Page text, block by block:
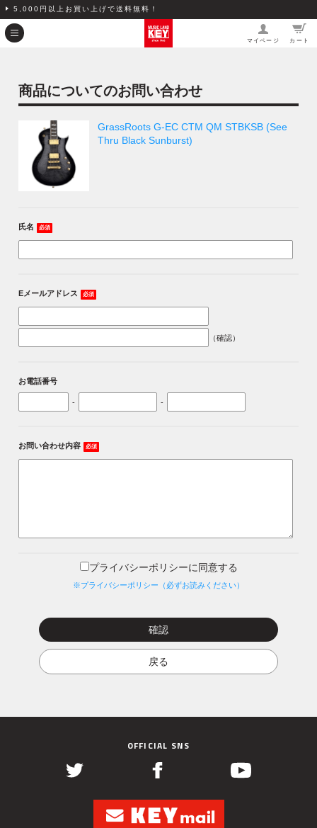
5,000円以上お買い上げで送料無料！
マイページ カート
商品についてのお問い合わせ
GrassRoots G-EC CTM QM STBKSB (See
Thru Black Sunburst)
氏名 必須
Eメールアドレス 必須
（確認）
お電話番号
- -
お問い合わせ内容 必須
プライバシーポリシーに同意する
※プライバシーポリシー（必ずお読みください）
OFFICIAL SNS